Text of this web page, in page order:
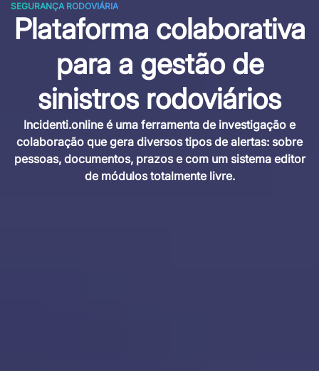
SEGURANÇA RODOVIÁRIA
Plataforma colaborativa
para a gestão de
sinistros rodoviários
Incidenti.online é uma ferramenta de investigação e
colaboração que gera diversos tipos de alertas: sobre
pessoas, documentos, prazos e com um sistema editor
de módulos totalmente livre.